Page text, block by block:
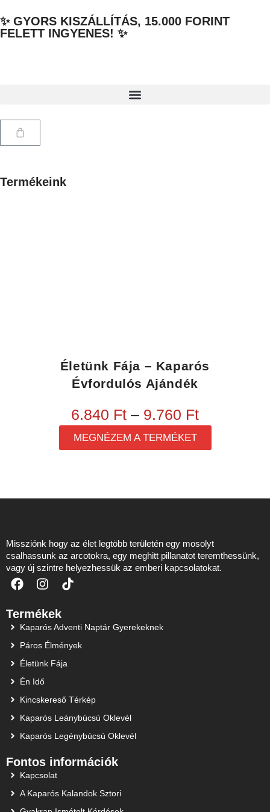
✨ GYORS KISZÁLLÍTÁS, 15.000 FORINT
FELETT INGYENES! ✨
Termékeink
Életünk Fája – Kaparós
Évfordulós Ajándék
6.840 Ft – 9.760 Ft
MEGNÉZEM A TERMÉKET
Missziónk hogy az élet legtöbb területén egy mosolyt
csalhassunk az arcotokra, egy meghitt pillanatot teremthessünk,
vagy új szintre helyezhessük az emberi kapcsolatokat.
Termékek
Kaparós Adventi Naptár Gyerekeknek
Páros Élmények
Életünk Fája
Én Idő
Kincskereső Térkép
Kaparós Leánybúcsú Oklevél
Kaparós Legénybúcsú Oklevél
Fontos információk
Kapcsolat
A Kaparós Kalandok Sztori